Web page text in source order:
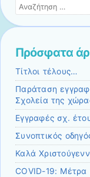
this
Αναζήτηση
Πρόσφατα
Τίτλοι τέλους…
Παράταση
Σχολεία της
Εγγραφές σχ.
Συνοπτικός
Καλά
COVID-19: Μέτρα